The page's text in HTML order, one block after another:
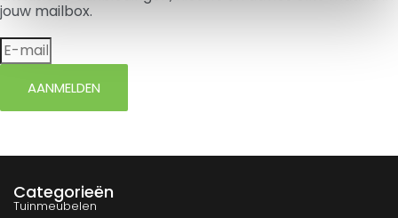
jouw mailbox.
AANMELDEN
Categorieën
Tuinmeubelen